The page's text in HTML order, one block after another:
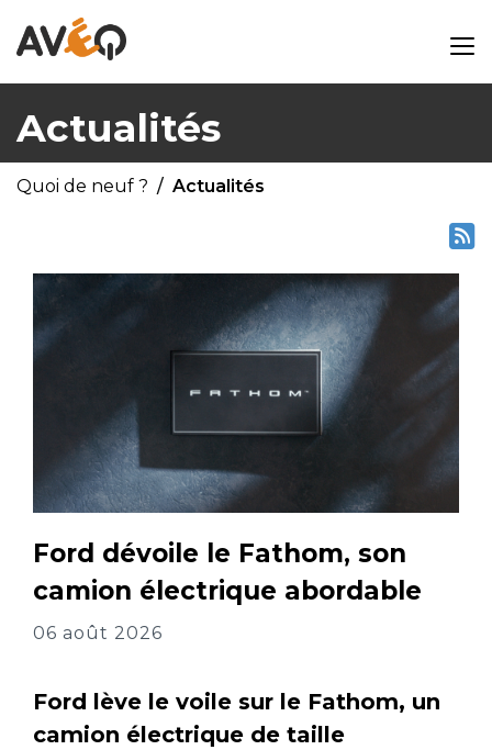
Actualités
Quoi de neuf ? Actualités
Ford dévoile le Fathom, son
camion électrique abordable
06 août 2026
Ford lève le voile sur le Fathom, un
camion électrique de taille